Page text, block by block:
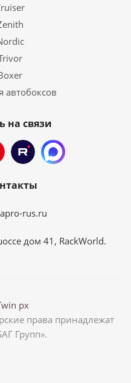
автобоксов
на связи
rus.ru
дом 41, RackWorld.
px
права принадлежат
Групп».